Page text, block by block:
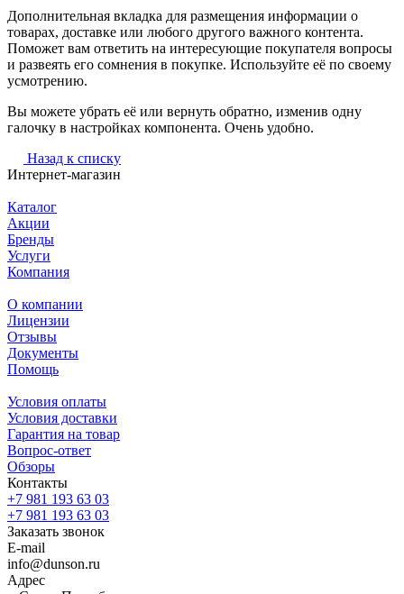
Дополнительная вкладка для размещения информации о
товарах, доставке или любого другого важного контента.
Поможет вам ответить на интересующие покупателя вопросы
и развеять его сомнения в покупке. Используйте её по своему
усмотрению.
Вы можете убрать её или вернуть обратно, изменив одну
галочку в настройках компонента. Очень удобно.
Назад к списку
Интернет-магазин
Каталог
Акции
Бренды
Услуги
Компания
О компании
Лицензии
Отзывы
Документы
Помощь
Условия оплаты
Условия доставки
Гарантия на товар
Вопрос-ответ
Обзоры
Контакты
+7 981 193 63 03
+7 981 193 63 03
Заказать звонок
E-mail
info@dunson.ru
Адрес